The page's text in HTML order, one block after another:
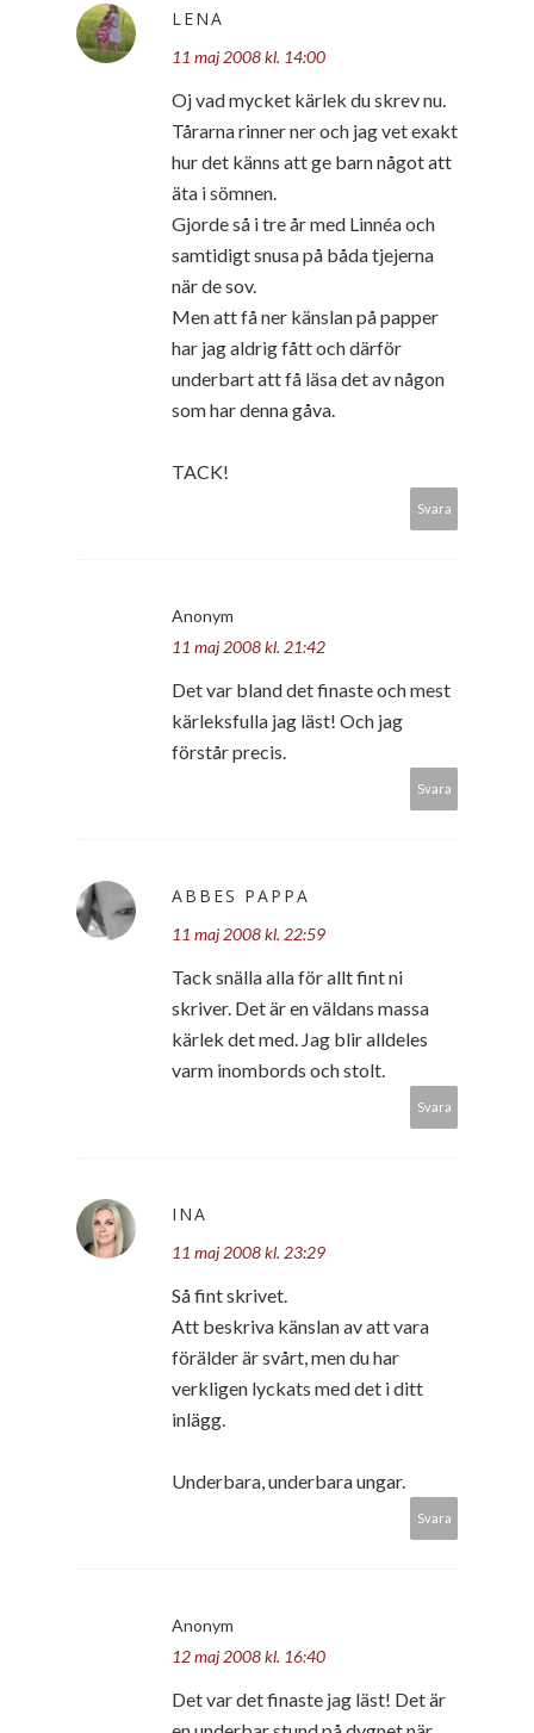
LENA
11 maj 2008 kl. 14:00
Oj vad mycket kärlek du skrev nu.
Tårarna rinner ner och jag vet exakt
hur det känns att ge barn något att
äta i sömnen.
Gjorde så i tre år med Linnéa och
samtidigt snusa på båda tjejerna
när de sov.
Men att få ner känslan på papper
har jag aldrig fått och därför
underbart att få läsa det av någon
som har denna gåva.
TACK!
Svara
Anonym
11 maj 2008 kl. 21:42
Det var bland det finaste och mest
kärleksfulla jag läst! Och jag
förstår precis.
Svara
ABBES PAPPA
11 maj 2008 kl. 22:59
Tack snälla alla för allt fint ni
skriver. Det är en väldans massa
kärlek det med. Jag blir alldeles
varm inombords och stolt.
Svara
INA
11 maj 2008 kl. 23:29
Så fint skrivet.
Att beskriva känslan av att vara
förälder är svårt, men du har
verkligen lyckats med det i ditt
inlägg.
Underbara, underbara ungar.
Svara
Anonym
12 maj 2008 kl. 16:40
Det var det finaste jag läst! Det är